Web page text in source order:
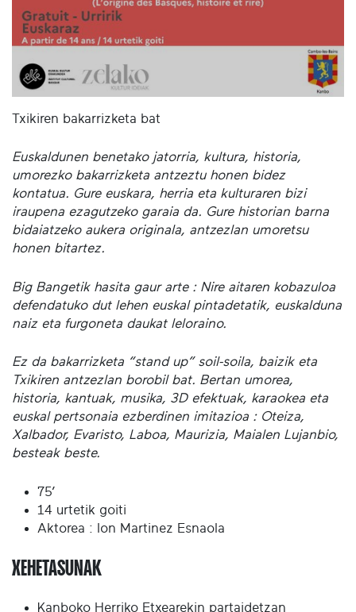
Txikiren bakarrizketa bat
Euskaldunen benetako jatorria, kultura, historia,
umorezko bakarrizketa antzeztu honen bidez
kontatua. Gure euskara, herria eta kulturaren bizi
iraupena ezagutzeko garaia da. Gure historian barna
bidaiatzeko aukera originala, antzezlan umoretsu
honen bitartez.
Big Bangetik hasita gaur arte : Nire aitaren kobazuloa
defendatuko dut lehen euskal pintadetatik, euskalduna
naiz eta furgoneta daukat leloraino.
Ez da bakarrizketa “stand up” soil-soila, baizik eta
Txikiren antzezlan borobil bat. Bertan umorea,
historia, kantuak, musika, 3D efektuak, karaokea eta
euskal pertsonaia ezberdinen imitazioa : Oteiza,
Xalbador, Evaristo, Laboa, Maurizia, Maialen Lujanbio,
besteak beste.
75’
14 urtetik goiti
Aktorea : Ion Martinez Esnaola
XEHETASUNAK
Kanboko Herriko Etxearekin partaidetzan